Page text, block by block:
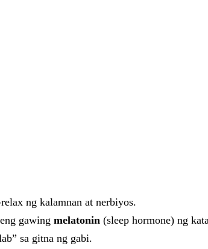
ng kalamnan at nerbiyos.
gawing melatonin (sleep hormone) ng
sa gitna ng gabi.